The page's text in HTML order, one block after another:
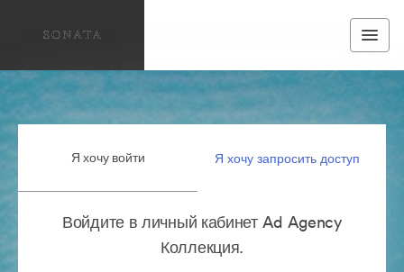
Я хочу войти Я хочу запросить доступ
Войдите в личный кабинет Ad Agency
Коллекция.